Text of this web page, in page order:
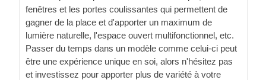
fenêtres et les portes coulissantes qui permettent de
gagner de la place et d'apporter un maximum de
lumière naturelle, l'espace ouvert multifonctionnel, etc.
Passer du temps dans un modèle comme celui-ci peut
être une expérience unique en soi, alors n'hésitez pas
et investissez pour apporter plus de variété à votre